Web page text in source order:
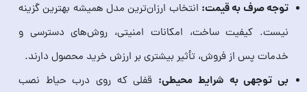
توجه صرف به قیمت: انتخاب ارزان‌ترین مدل همیشه بهترین گزینه
نیست. کیفیت ساخت، امکانات امنیتی، روش‌های دسترسی و
خدمات پس از فروش، تأثیر بیشتری بر ارزش خرید محصول دارند.
بی‌ توجهی به شرایط محیطی: قفلی که روی درب حیاط نصب